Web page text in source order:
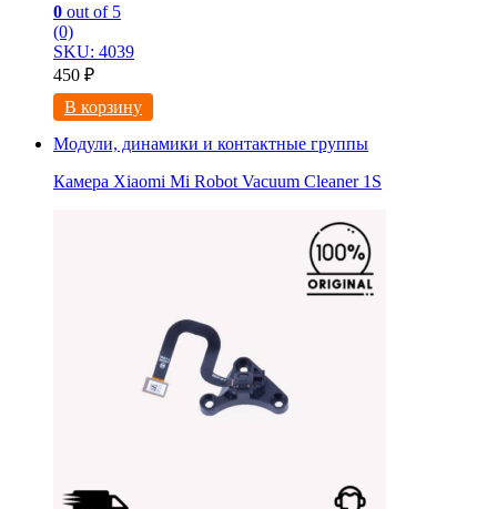
0 out of 5
(0)
SKU: 4039
450 ₽
В корзину
Модули, динамики и контактные группы
Камера Xiaomi Mi Robot Vacuum Cleaner 1S